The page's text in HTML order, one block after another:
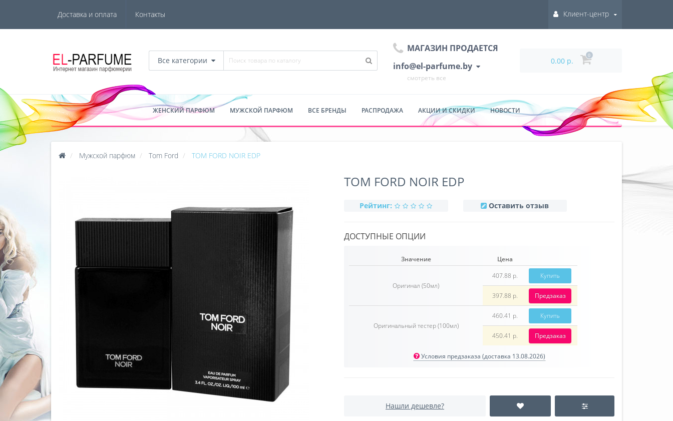
Доставка и оплата Контакты Клиент-центр
Все категории
МАГАЗИН ПРОДАЕТСЯ
info@el-parfume.by
смотреть все
0.00 р.
0
ЖЕНСКИЙ ПАРФЮМ МУЖСКОЙ ПАРФЮМ ВСЕ БРЕНДЫ РАСПРОДАЖА АКЦИИ И СКИДКИ НОВОСТИ
Мужской парфюм Tom Ford TOM FORD NOIR EDP
TOM FORD NOIR EDP
Рейтинг: Оставить отзыв
ДОСТУПНЫЕ ОПЦИИ
Значение Цена
Оригинал (50мл)
407.88 р. Купить
397.88 р. Предзаказ
Оригинальный тестер (100мл)
460.41 р. Купить
450.41 р. Предзаказ
Условия предзаказа (доставка 13.08.2026)
Нашли дешевле?